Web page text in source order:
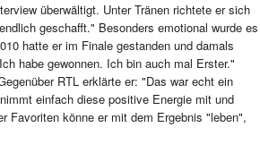
überwältigt. Unter Tränen richtete er sich
geschafft." Besonders emotional wurde es
hatte er im Finale gestanden und damals
habe gewonnen. Ich bin auch mal Erster."
RTL erklärte er: "Das war echt ein
einfach diese positive Energie mit und
Favoriten könne er mit dem Ergebnis "leben",